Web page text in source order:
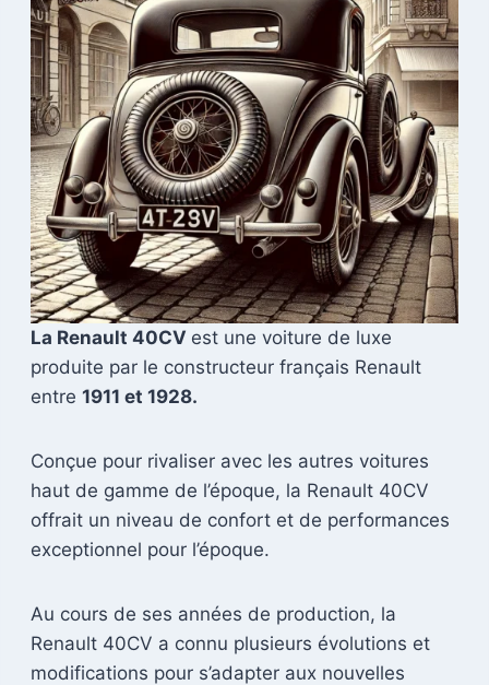
La Renault 40CV est une voiture de luxe
produite par le constructeur français Renault
entre 1911 et 1928.
Conçue pour rivaliser avec les autres voitures
haut de gamme de l’époque, la Renault 40CV
offrait un niveau de confort et de performances
exceptionnel pour l’époque.
Au cours de ses années de production, la
Renault 40CV a connu plusieurs évolutions et
modifications pour s’adapter aux nouvelles